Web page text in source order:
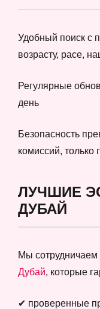
Удобный поиск с
возрасту, расе,
Регулярные
день
Безопасность
комиссий, только
ЛУЧШИЕ
ДУБАЙ
Мы сотрудничаем
Дубай, которые
✔ проверенные